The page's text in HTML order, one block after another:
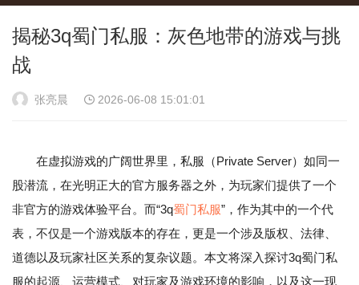
揭秘3q蜀门私服：灰色地带的游戏与挑
战
张亮晨 2026-06-08 15:01:01
在虚拟游戏的广阔世界里，私服（Private Server）如同一
股潜流，在光明正大的官方服务器之外，为玩家们提供了一个
非官方的游戏体验平台。而“3q蜀门私服”，作为其中的一个代
表，不仅是一个游戏版本的存在，更是一个涉及版权、法律、
道德以及玩家社区关系的复杂议题。本文将深入探讨3q蜀门私
服的起源、运营模式、对玩家及游戏环境的影响，以及这一现